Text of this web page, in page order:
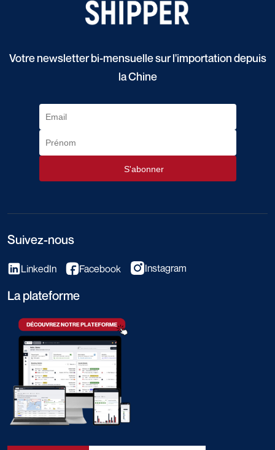
Votre newsletter bi-mensuelle sur l'importation depuis
la Chine
Suivez-nous
LinkedIn Facebook Instagram
La plateforme